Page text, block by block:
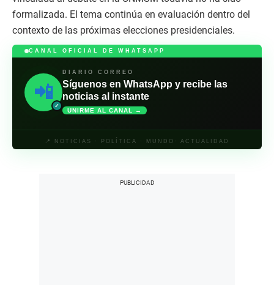
formalizada. El tema continúa en evaluación dentro del
contexto de las próximas elecciones presidenciales.
CANAL OFICIAL DE WHATSAPP
📲
✓
DIARIO CORREO
Síguenos en WhatsApp y recibe las
noticias al instante
UNIRME AL CANAL →
📍 NOTICIAS · POLÍTICA · MUNDO· ACTUALIDAD